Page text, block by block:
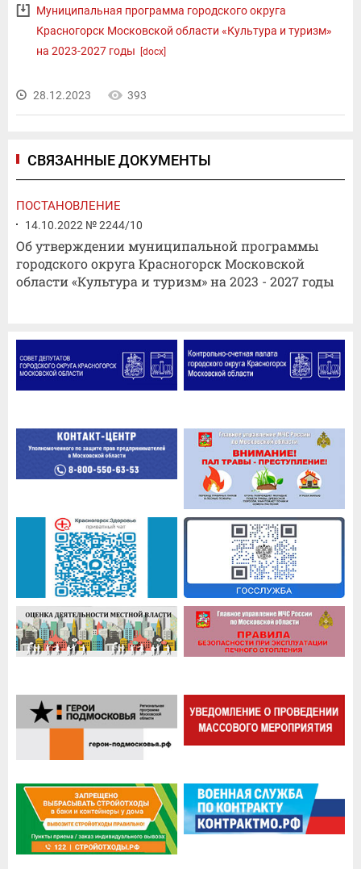
Муниципальная программа городского округа
Красногорск Московской области «Культура и туризм»
на 2023-2027 годы
[docx]
28.12.2023 393
СВЯЗАННЫЕ ДОКУМЕНТЫ
ПОСТАНОВЛЕНИЕ
14.10.2022 № 2244/10
Об утверждении муниципальной программы
городского округа Красногорск Московской
области «Культура и туризм» на 2023 - 2027 годы